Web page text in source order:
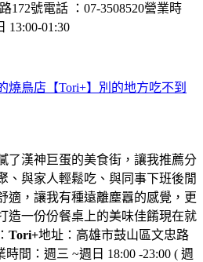
172號電話 ：07-3508520營業時
13:00-01:30
燒鳥店【Tori+】別的地方吃不到
了漢神巨蛋的美食街，讓我推薦分
、與家人輕鬆吃、與同事下班後閒
適，讓我有種遠離塵囂的感覺，更
造一份份餐桌上的美味佳餚現在就
Tori+地址：高雄市鼓山區文忠路
時間：週三 ~週日 18:00 -23:00 ( 週